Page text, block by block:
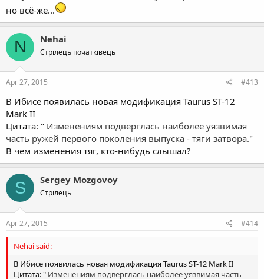
но всё-же...
N Nehai
Стрілець початківець
Apr 27, 2015 #413
В Ибисе появилась новая модификация Taurus ST-12
Mark II
Цитата: " Изменениям подверглась наиболее уязвимая
часть ружей первого поколения выпуска - тяги затвора."
В чем изменения тяг, кто-нибудь слышал?
S Sergey Mozgovoy
Стрілець
Apr 27, 2015 #414
Nehai said:
В Ибисе появилась новая модификация Taurus ST-12 Mark II
Цитата: " Изменениям подверглась наиболее уязвимая часть